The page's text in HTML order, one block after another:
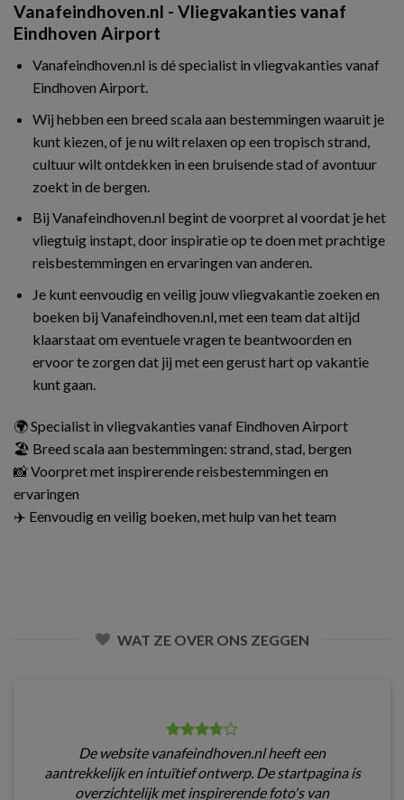
Vanafeindhoven.nl - Vliegvakanties vanaf
Eindhoven Airport
Vanafeindhoven.nl is dé specialist in vliegvakanties vanaf
Eindhoven Airport.
Wij hebben een breed scala aan bestemmingen waaruit je
kunt kiezen, of je nu wilt relaxen op een tropisch strand,
cultuur wilt ontdekken in een bruisende stad of avontuur
zoekt in de bergen.
Bij Vanafeindhoven.nl begint de voorpret al voordat je het
vliegtuig instapt, door inspiratie op te doen met prachtige
reisbestemmingen en ervaringen van anderen.
Je kunt eenvoudig en veilig jouw vliegvakantie zoeken en
boeken bij Vanafeindhoven.nl, met een team dat altijd
klaarstaat om eventuele vragen te beantwoorden en
ervoor te zorgen dat jij met een gerust hart op vakantie
kunt gaan.
🌍 Specialist in vliegvakanties vanaf Eindhoven Airport
🏖️ Breed scala aan bestemmingen: strand, stad, bergen
📸 Voorpret met inspirerende reisbestemmingen en
ervaringen
✈️ Eenvoudig en veilig boeken, met hulp van het team
WAT ZE OVER ONS ZEGGEN
De website vanafeindhoven.nl heeft een
aantrekkelijk en intuïtief ontwerp. De startpagina is
overzichtelijk met inspirerende foto's van